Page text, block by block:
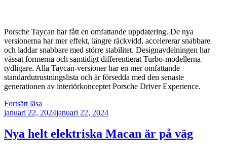
Porsche Taycan har fått en omfattande uppdatering. De nya
versionerna har mer effekt, längre räckvidd, accelererar snabbare
och laddar snabbare med större stabilitet. Designavdelningen har
vässat formerna och samtidigt differentierat Turbo-modellerna
tydligare. Alla Taycan-versioner har en mer omfattande
standardutrustningslista och är försedda med den senaste
generationen av interiörkonceptet Porsche Driver Experience.
Fortsätt läsa
Porsche
är
starkare,
Publicerat
januari 22, 2024januari 22, 2024
Nya helt elektriska Macan är på väg